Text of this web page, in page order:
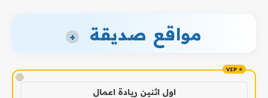
مواقع صديقة +
!
اول اثنين ريادة اعمال